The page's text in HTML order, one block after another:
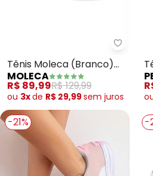
Tênis Moleca (Branco)
em Sintético
MOLECA
R$ 89,99R$ 129,99
ou 3xde R$ 29,99sem juros
-21% -